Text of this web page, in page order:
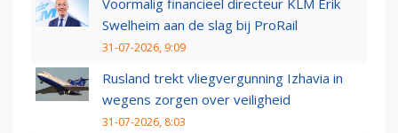
Voormalig financieel directeur KLM Erik
Swelheim aan de slag bij ProRail
31-07-2026, 9:09
Rusland trekt vliegvergunning Izhavia in
wegens zorgen over veiligheid
31-07-2026, 8:03